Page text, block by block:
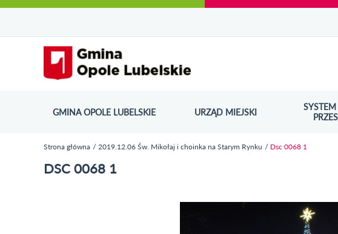
do
strony
do
menu
wyszukiwarki
ścieżki
nawigacyjnej
kategorii
aktualności
do
kalendarza
wydarzeń
do
galerii
do
stopki
GMINA OPOLE LUBELSKIE URZĄD MIEJSKIODNOŚNIK
Strona główna 2019.12.06 Św. Mikołaj i choinka na Starym Rynku Dsc 0068 1
DSC 0068 1